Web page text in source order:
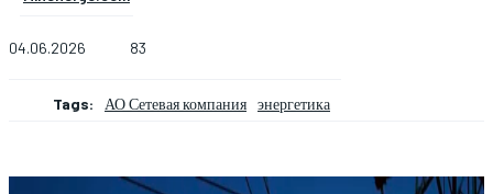
04.06.2026 83
Tags: АО Сетевая компания энергетика